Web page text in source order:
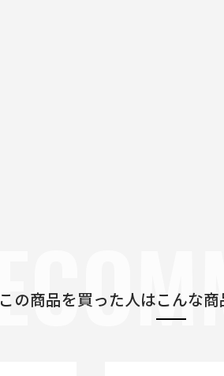
この商品を買った人はこんな